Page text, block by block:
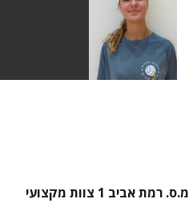
מ.ס. רמת אביב 1 צוות מקצועי